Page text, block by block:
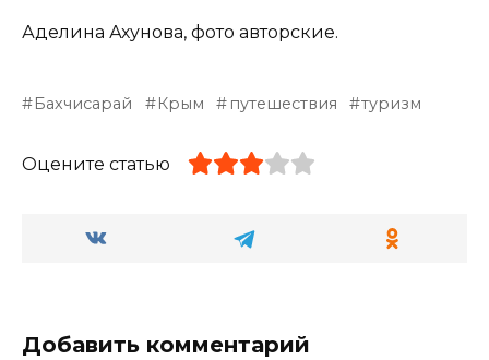
Аделина Ахунова, фото авторские.
Бахчисарай Крым путешествия туризм
Оцените статью
Добавить комментарий